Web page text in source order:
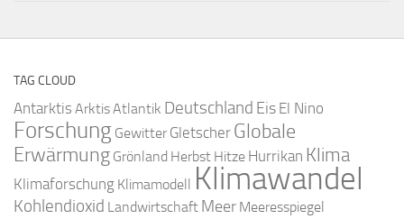
TAG CLOUD
Antarktis ArktisAtlantik Deutschland Eis El Nino
Forschung Gewitter Gletscher Globale
Erwärmung Grönland Herbst Hitze Hurrikan Klima
Klimaforschung Klimamodell Klimawandel
Kohlendioxid Landwirtschaft Meer Meeresspiegel